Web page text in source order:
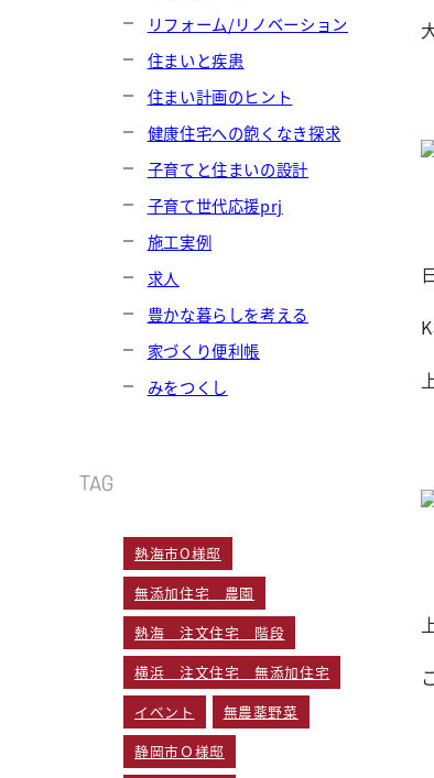
リフォーム/リノベーション
住まいと疾患
住まい計画のヒント
健康住宅への飽くなき探求
子育てと住まいの設計
子育て世代応援prj
施工実例
求人
豊かな暮らしを考える
家づくり便利帳
みをつくし
TAG
熱海市O様邸
無添加住宅 農園
熱海 注文住宅 階段
横浜 注文住宅 無添加住宅
イベント
無農薬野菜
静岡市Ｏ様邸